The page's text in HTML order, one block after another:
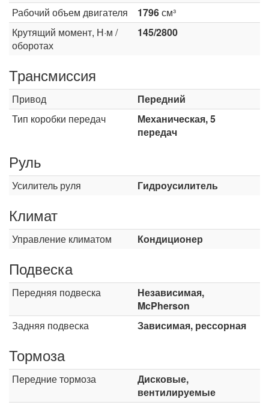
Рабочий объем двигателя 1796см³
Крутящий момент, Н·м /
оборотах
145/2800
Трансмиссия
Привод
Передний
Тип коробки передач
Механическая, 5
передач
Руль
Усилитель руля Гидроусилитель
Климат
Управление климатом Кондиционер
Подвеска
Передняя подвеска
Независимая,
McPherson
Задняя подвеска
Зависимая, рессорная
Тормоза
Передние тормоза
Дисковые,
вентилируемые